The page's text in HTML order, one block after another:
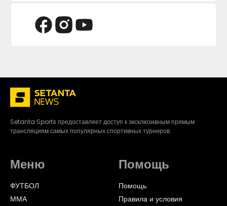
Setanta Sports предоставляет доступ к эксклюзивным прямым
трансляциям самых популярных спортивных турниров.
Меню
ФУТБОЛ
ММА
Помощь
Помощь
Правила и условия